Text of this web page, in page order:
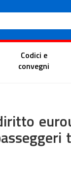
Portale del
Codici e
convegni